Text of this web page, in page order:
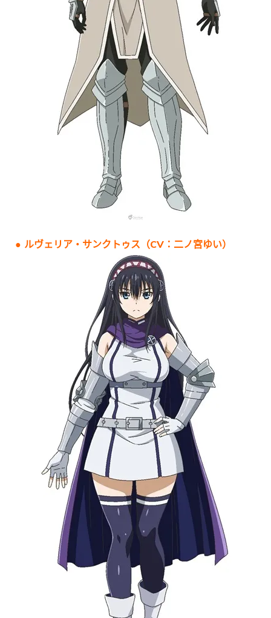
● ルヴェリア・サンクトゥス（CV：二ノ宮ゆい）